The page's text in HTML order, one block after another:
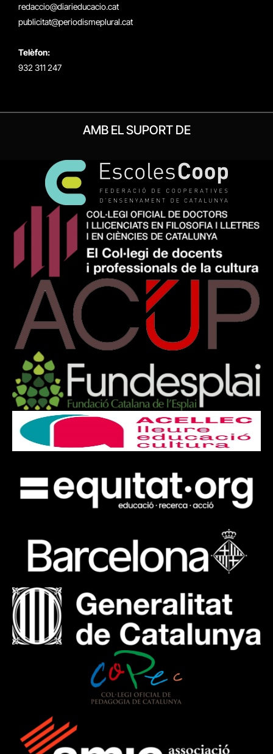
redaccio@diarieducacio.cat
publicitat@periodismeplural.cat
Telèfon:
932 311 247
AMB EL SUPORT DE